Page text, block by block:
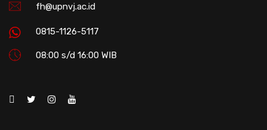
fh@upnvj.ac.id
0815-1126-5117
08:00 s/d 16:00 WIB